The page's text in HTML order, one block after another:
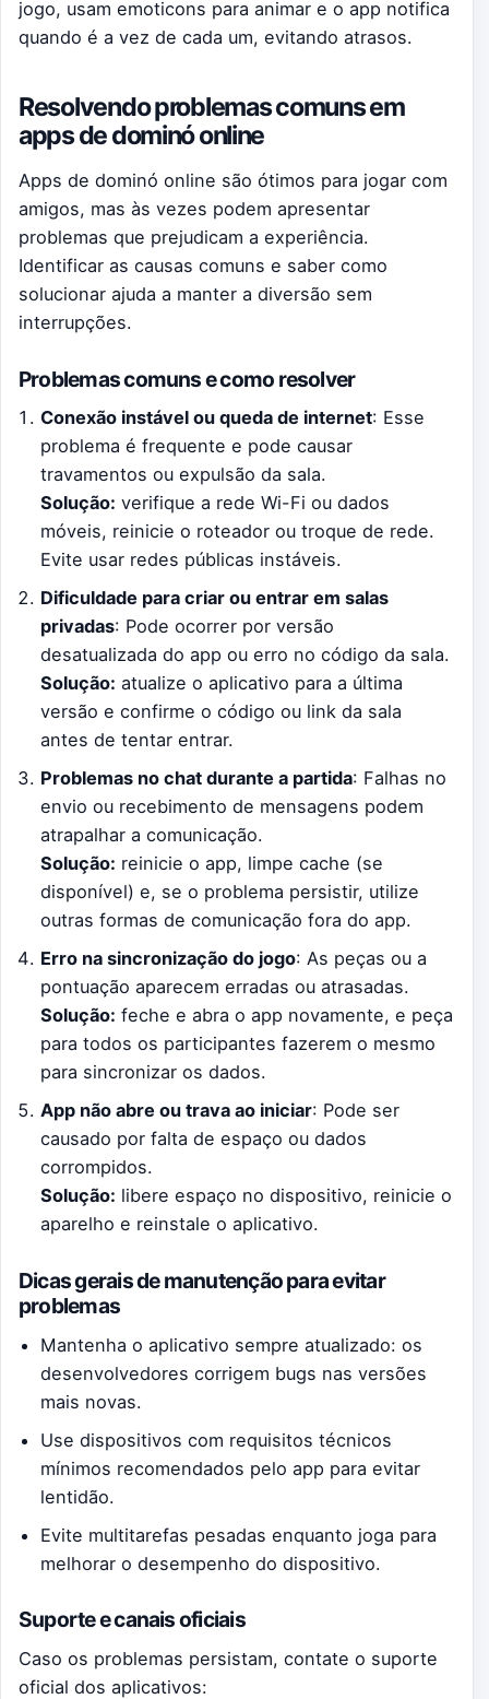
jogo, usam emoticons para animar e o app notifica
quando é a vez de cada um, evitando atrasos.
Resolvendo problemas comuns em
apps de dominó online
Apps de dominó online são ótimos para jogar com
amigos, mas às vezes podem apresentar
problemas que prejudicam a experiência.
Identificar as causas comuns e saber como
solucionar ajuda a manter a diversão sem
interrupções.
Problemas comuns e como resolver
Conexão instável ou queda de internet: Esse
problema é frequente e pode causar
travamentos ou expulsão da sala.
Solução: verifique a rede Wi-Fi ou dados
móveis, reinicie o roteador ou troque de rede.
Evite usar redes públicas instáveis.
Dificuldade para criar ou entrar em salas
privadas: Pode ocorrer por versão
desatualizada do app ou erro no código da sala.
Solução: atualize o aplicativo para a última
versão e confirme o código ou link da sala
antes de tentar entrar.
Problemas no chat durante a partida: Falhas no
envio ou recebimento de mensagens podem
atrapalhar a comunicação.
Solução: reinicie o app, limpe cache (se
disponível) e, se o problema persistir, utilize
outras formas de comunicação fora do app.
Erro na sincronização do jogo: As peças ou a
pontuação aparecem erradas ou atrasadas.
Solução: feche e abra o app novamente, e peça
para todos os participantes fazerem o mesmo
para sincronizar os dados.
App não abre ou trava ao iniciar: Pode ser
causado por falta de espaço ou dados
corrompidos.
Solução: libere espaço no dispositivo, reinicie o
aparelho e reinstale o aplicativo.
Dicas gerais de manutenção para evitar
problemas
Mantenha o aplicativo sempre atualizado: os
desenvolvedores corrigem bugs nas versões
mais novas.
Use dispositivos com requisitos técnicos
mínimos recomendados pelo app para evitar
lentidão.
Evite multitarefas pesadas enquanto joga para
melhorar o desempenho do dispositivo.
Suporte e canais oficiais
Caso os problemas persistam, contate o suporte
oficial dos aplicativos: